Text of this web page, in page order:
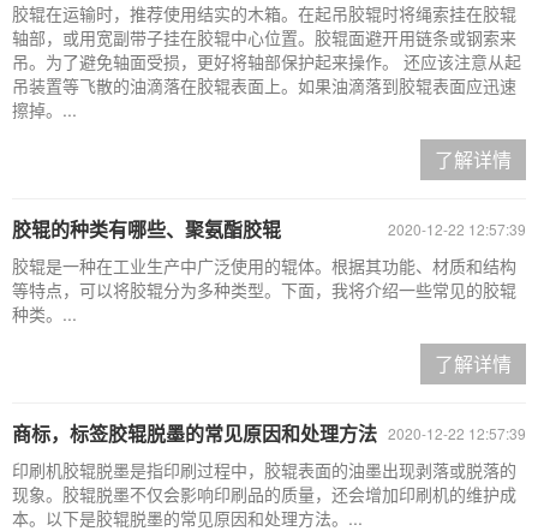
胶辊在运输时，推荐使用结实的木箱。在起吊胶辊时将绳索挂在胶辊
轴部，或用宽副带子挂在胶辊中心位置。胶辊面避开用链条或钢索来
吊。为了避免轴面受损，更好将轴部保护起来操作。 还应该注意从起
吊装置等飞散的油滴落在胶辊表面上。如果油滴落到胶辊表面应迅速
擦掉。...
了解详情
2020-12-22 12:57:39
胶辊的种类有哪些、聚氨酯胶辊
胶辊是一种在工业生产中广泛使用的辊体。根据其功能、材质和结构
等特点，可以将胶辊分为多种类型。下面，我将介绍一些常见的胶辊
种类。...
了解详情
2020-12-22 12:57:39
商标，标签胶辊脱墨的常见原因和处理方法
印刷机胶辊脱墨是指印刷过程中，胶辊表面的油墨出现剥落或脱落的
现象。胶辊脱墨不仅会影响印刷品的质量，还会增加印刷机的维护成
本。以下是胶辊脱墨的常见原因和处理方法。...